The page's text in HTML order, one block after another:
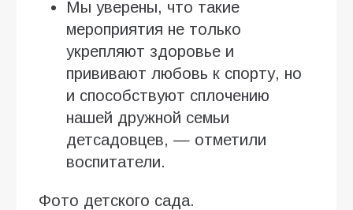
Мы уверены, что такие
мероприятия не только
укрепляют здоровье и
прививают любовь к спорту, но
и способствуют сплочению
нашей дружной семьи
детсадовцев, — отметили
воспитатели.
Фото детского сада.